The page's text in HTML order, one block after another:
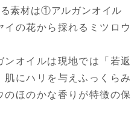
素材は①アルガンオイル
の花から採れるミツロウ
オイルは現地では「若返
肌にハリを与えふっくらみ
ほのかな香りが特徴の保